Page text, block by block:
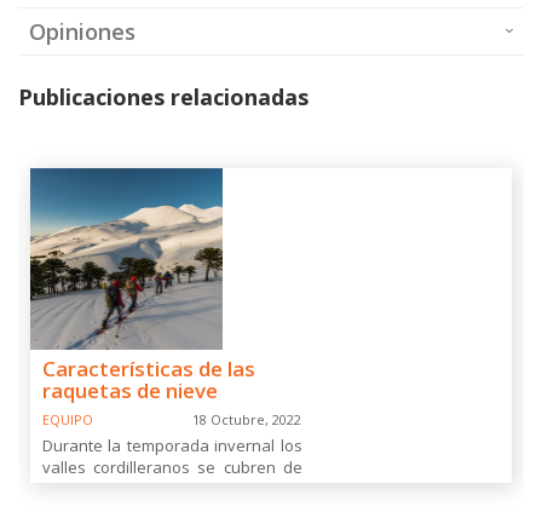
Opiniones
Publicaciones relacionadas
Características de las
raquetas de nieve
EQUIPO 18 Octubre, 2022
Durante la temporada invernal los
valles cordilleranos se cubren de
un blanco manto de nieve que